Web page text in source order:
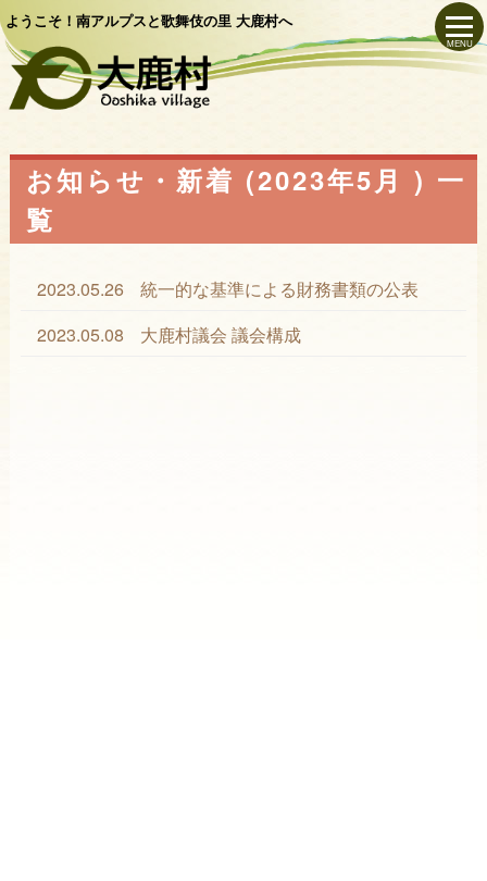
ようこそ！南アルプスと歌舞伎の里 大鹿村へ
MENU
お知らせ・新着 (2023年5月 ) 一
覧
2023.05.26
統一的な基準による財務書類の公表
2023.05.08
大鹿村議会 議会構成